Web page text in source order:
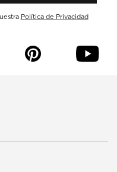
Política de Privacidad
p y